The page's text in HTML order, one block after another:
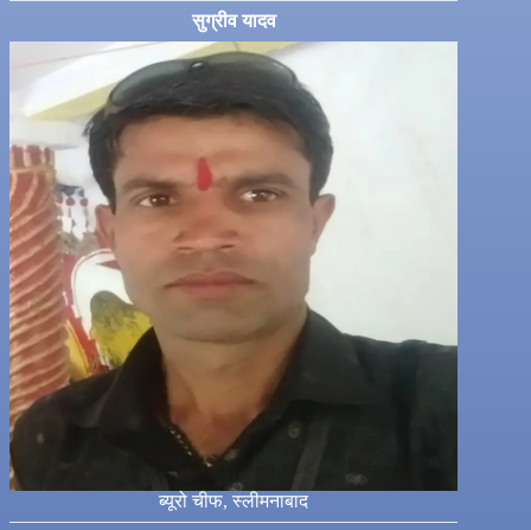
सुग्रीव यादव
ब्यूरो चीफ, स्लीमनाबाद